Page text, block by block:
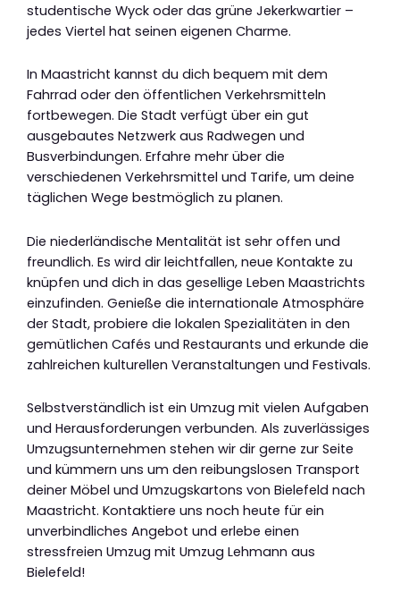
studentische Wyck oder das grüne Jekerkwartier –
jedes Viertel hat seinen eigenen Charme.
In Maastricht kannst du dich bequem mit dem
Fahrrad oder den öffentlichen Verkehrsmitteln
fortbewegen. Die Stadt verfügt über ein gut
ausgebautes Netzwerk aus Radwegen und
Busverbindungen. Erfahre mehr über die
verschiedenen Verkehrsmittel und Tarife, um deine
täglichen Wege bestmöglich zu planen.
Die niederländische Mentalität ist sehr offen und
freundlich. Es wird dir leichtfallen, neue Kontakte zu
knüpfen und dich in das gesellige Leben Maastrichts
einzufinden. Genieße die internationale Atmosphäre
der Stadt, probiere die lokalen Spezialitäten in den
gemütlichen Cafés und Restaurants und erkunde die
zahlreichen kulturellen Veranstaltungen und Festivals.
Selbstverständlich ist ein Umzug mit vielen Aufgaben
und Herausforderungen verbunden. Als zuverlässiges
Umzugsunternehmen stehen wir dir gerne zur Seite
und kümmern uns um den reibungslosen Transport
deiner Möbel und Umzugskartons von Bielefeld nach
Maastricht. Kontaktiere uns noch heute für ein
unverbindliches Angebot und erlebe einen
stressfreien Umzug mit Umzug Lehmann aus
Bielefeld!